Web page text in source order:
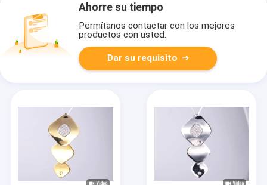
Ahorre su tiempo
Permítanos contactar con los mejores
productos con usted.
Dar su requisito